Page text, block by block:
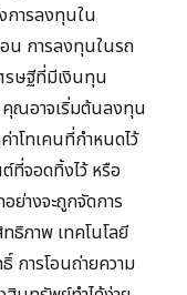
การลงทุนใน
น การลงทุนในรถ
รษฐีที่มีเงินทุน
ณอาจเริ่มต้นลงทุน
โทเคนที่กำหนดไว้
ที่จอดทิ้งไว้ หรือ
ย่างจะถูกจัดการ
ธิภาพ เทคโนโลยี
การโอนถ่ายความ